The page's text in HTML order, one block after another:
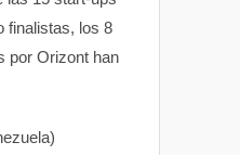
finalistas, los 8
por Orizont han